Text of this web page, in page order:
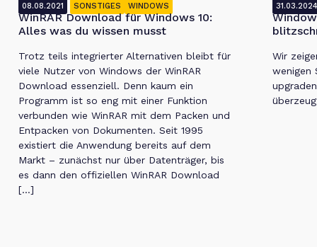
08.08.2021 SONSTIGES WINDOWS
WinRAR Download für Windows 10:
Alles was du wissen musst
Trotz teils integrierter Alternativen bleibt für
viele Nutzer von Windows der WinRAR
Download essenziell. Denn kaum ein
Programm ist so eng mit einer Funktion
verbunden wie WinRAR mit dem Packen und
Entpacken von Dokumenten. Seit 1995
existiert die Anwendung bereits auf dem
Markt – zunächst nur über Datenträger, bis
es dann den offiziellen WinRAR Download
[…]
Wir
wenigen